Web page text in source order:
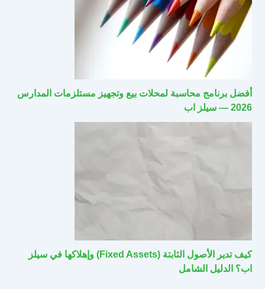
أفضل برنامج محاسبة لمحلات بيع وتجهيز مستلزمات المدارس
2026 — سيلز اب
كيف تدير الأصول الثابتة (Fixed Assets) وإهلاكها في سيلز
اب؟ الدليل الشامل